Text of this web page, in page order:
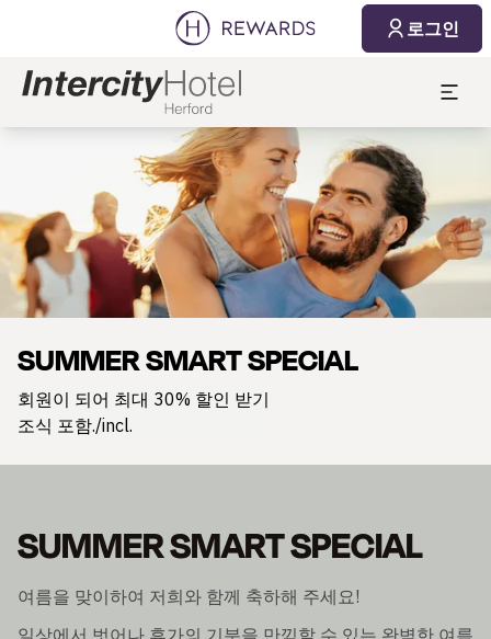
로그인
SUMMER SMART SPECIAL
회원이 되어 최대 30% 할인 받기
조식 포함./incl.
SUMMER SMART SPECIAL
여름을 맞이하여 저희와 함께 축하해 주세요!